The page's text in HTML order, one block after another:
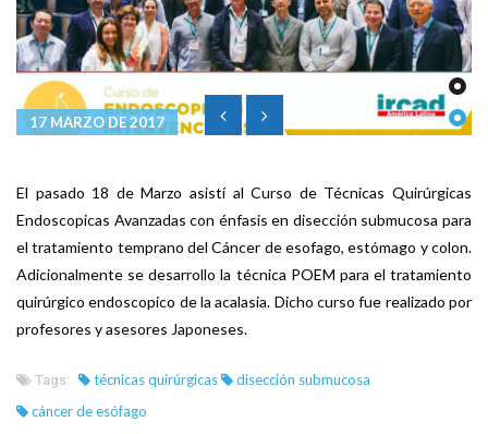
17 MARZO DE 2017
El pasado 18 de Marzo asistí al Curso de Técnicas Quirúrgicas
Endoscopicas Avanzadas con énfasis en disección submucosa para
el tratamiento temprano del Cáncer de esofago, estómago y colon.
Adicionalmente se desarrollo la técnica POEM para el tratamiento
quirúrgico endoscopico de la acalasia. Dicho curso fue realizado por
profesores y asesores Japoneses.
Tags: técnicas quirúrgicas
disección submucosa
cáncer de esófago